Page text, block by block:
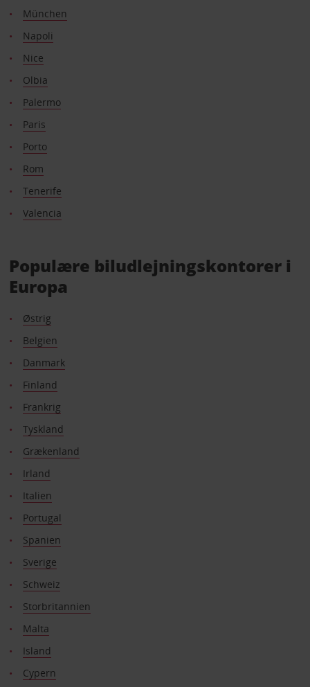
München
Napoli
Nice
Olbia
Palermo
Paris
Porto
Rom
Tenerife
Valencia
Populære biludlejningskontorer i
Europa
Østrig
Belgien
Danmark
Finland
Frankrig
Tyskland
Grækenland
Irland
Italien
Portugal
Spanien
Sverige
Schweiz
Storbritannien
Malta
Island
Cypern